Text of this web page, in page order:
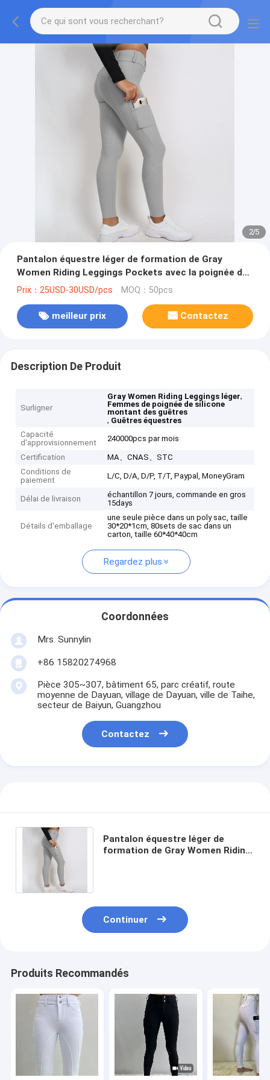
2/5
Pantalon équestre léger de formation de Gray
Women Riding Leggings Pockets avec la poignée de
silicone
Prix：25USD-30USD/pcs MOQ：50pcs
meilleur prix Contactez
Description De Produit
Surligner
Gray Women Riding Leggings léger,
Femmes de poignée de silicone
montant des guêtres
, Guêtres équestres
Capacité
d'approvisionnement
240000pcs par mois
Certification
MA、CNAS、STC
Conditions de
paiement
L/C, D/A, D/P, T/T, Paypal, MoneyGram
Délai de livraison
échantillon 7 jours, commande en gros
15days
Détails d'emballage
une seule pièce dans un poly sac, taille
30*20*1cm, 80sets de sac dans un
carton, taille 60*40*40cm
Regardez plus
Coordonnées
Mrs. Sunnylin
+86 15820274968
Pièce 305~307, bâtiment 65, parc créatif, route
moyenne de Dayuan, village de Dayuan, ville de Taihe,
secteur de Baiyun, Guangzhou
Contactez
Pantalon équestre léger de
formation de Gray Women Riding
Continuer
Produits Recommandés